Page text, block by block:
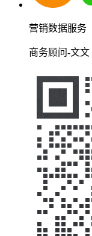
营销数据服务
商务顾问-文文